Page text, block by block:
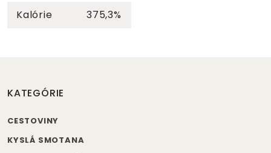
Kalórie
375,3%
KATEGÓRIE
CESTOVINY
KYSLÁ SMOTANA